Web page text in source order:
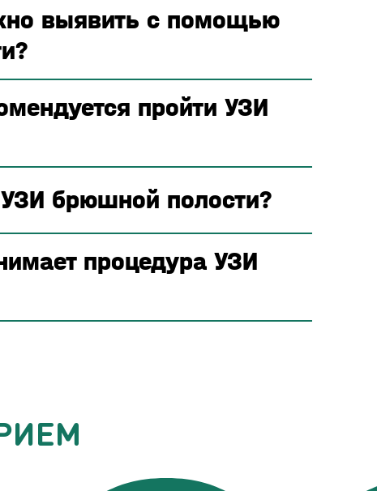
выявить с помощью
пройти УЗИ
брюшной полости?
процедура УЗИ